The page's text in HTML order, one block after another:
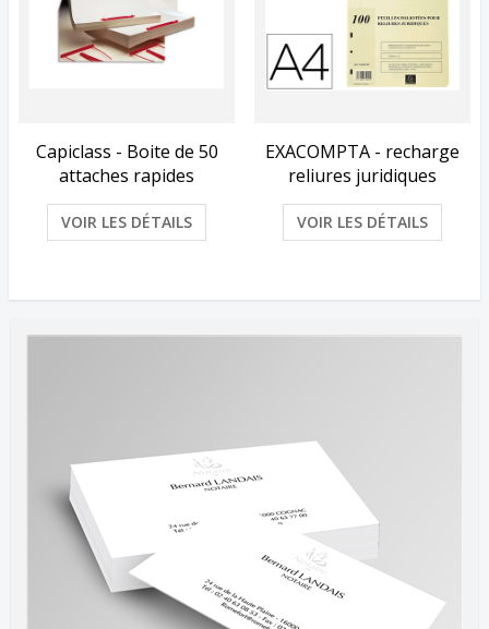
Voir les détails
Capiclass - Boite de 50
attaches rapides
VOIR LES DÉTAILS
Voir les détails
EXACOMPTA - recharge
reliures juridiques
VOIR LES DÉTAILS